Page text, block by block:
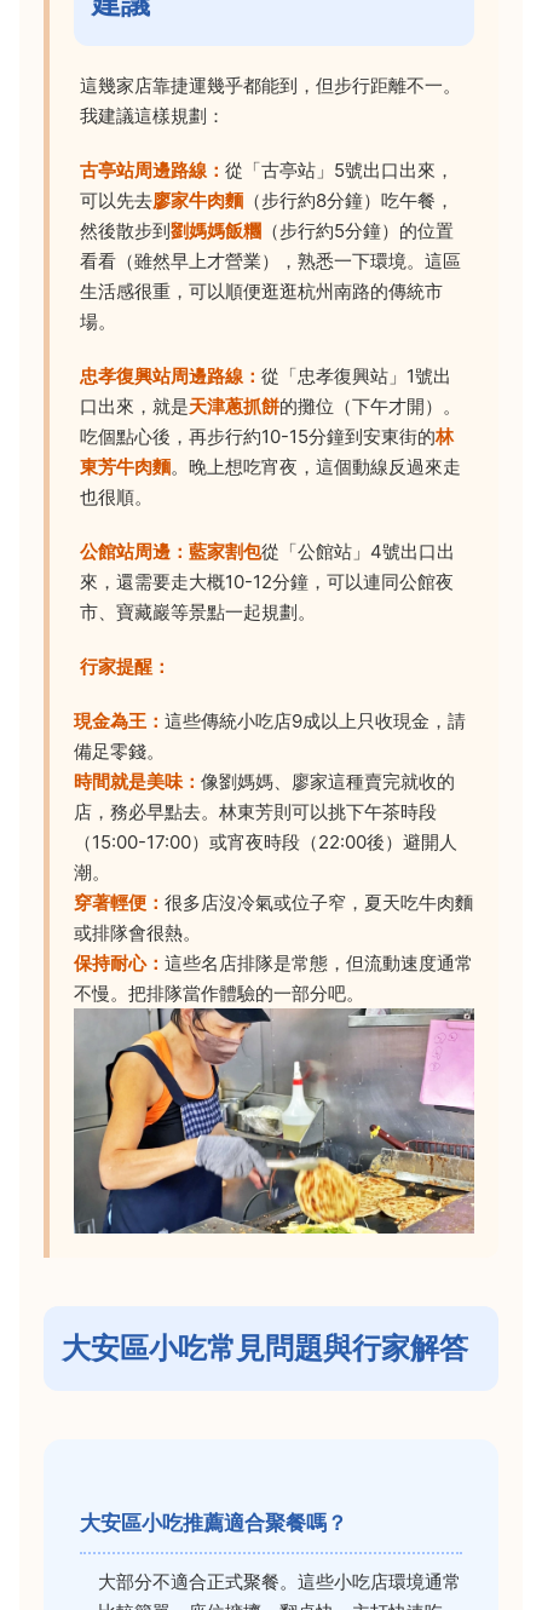
這幾家店靠捷運幾乎都能到，但步行距離不一。
我建議這樣規劃：
古亭站周邊路線： 從「古亭站」5號出口出來，
可以先去廖家牛肉麵 （步行約8分鐘）吃午餐，
然後散步到 劉媽媽飯糰 （步行約5分鐘）的位置
看看（雖然早上才營業），熟悉一下環境。這區
生活感很重，可以順便逛逛杭州南路的傳統市
場。
忠孝復興站周邊路線： 從「忠孝復興站」1號出
口出來，就是天津蔥抓餅的攤位（下午才開）。
吃個點心後，再步行約10-15分鐘到安東街的林
東芳牛肉麵。晚上想吃宵夜，這個動線反過來走
也很順。
公館站周邊： 藍家割包從「公館站」4號出口出
來，還需要走大概10-12分鐘，可以連同公館夜
市、寶藏巖等景點一起規劃。
行家提醒：
現金為王： 這些傳統小吃店9成以上只收現金，請
備足零錢。
時間就是美味： 像劉媽媽、廖家這種賣完就收的
店，務必早點去。林東芳則可以挑下午茶時段
（15:00-17:00）或宵夜時段（22:00後）避開人
潮。
穿著輕便： 很多店沒冷氣或位子窄，夏天吃牛肉麵
或排隊會很熱。
保持耐心： 這些名店排隊是常態，但流動速度通常
不慢。把排隊當作體驗的一部分吧。
大安區小吃常見問題與行家解答
大安區小吃推薦適合聚餐嗎？
大部分不適合正式聚餐。這些小吃店環境通常